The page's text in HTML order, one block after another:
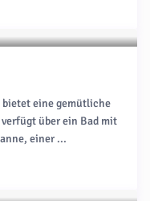
bietet eine gemütliche
über ein Bad mit
einer ...